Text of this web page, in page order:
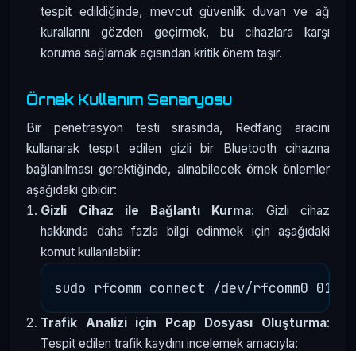
tespit edildiğinde, mevcut güvenlik duvarı ve ağ
kurallarını gözden geçirmek, bu cihazlara karşı
koruma sağlamak açısından kritik önem taşır.
Örnek Kullanım Senaryosu
Bir penetrasyon testi sırasında, Redfang aracını
kullanarak tespit edilen gizli bir Bluetooth cihazına
bağlanılması gerektiğinde, alınabilecek örnek önlemler
aşağıdaki gibidir:
Gizli Cihaz ile Bağlantı Kurma: Gizli cihaz
hakkında daha fazla bilgi edinmek için aşağıdaki
komut kullanılabilir:
Trafik Analizi için Pcap Dosyası Oluşturma:
Tespit edilen trafik kaydını incelemek amacıyla: